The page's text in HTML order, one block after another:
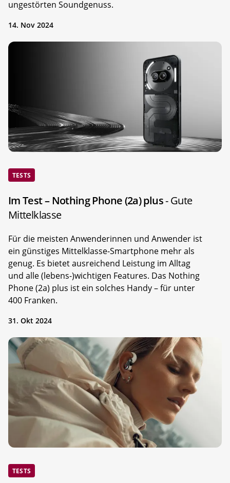
ungestörten Soundgenuss.
14. Nov 2024
TESTS
Im Test – Nothing Phone (2a) plus- Gute
Mittelklasse
Für die meisten Anwenderinnen und Anwender ist
ein günstiges Mittelklasse-Smartphone mehr als
genug. Es bietet ausreichend Leistung im Alltag
und alle (lebens-)wichtigen Features. Das Nothing
Phone (2a) plus ist ein solches Handy – für unter
400 Franken.
31. Okt 2024
TESTS